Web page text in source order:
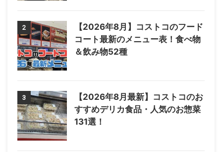
2
【2026年8月】コストコのフード
コート最新のメニュー表！食べ物
＆飲み物52種
3
【2026年8月最新】コストコのお
すすめデリカ食品・人気のお惣菜
131選！